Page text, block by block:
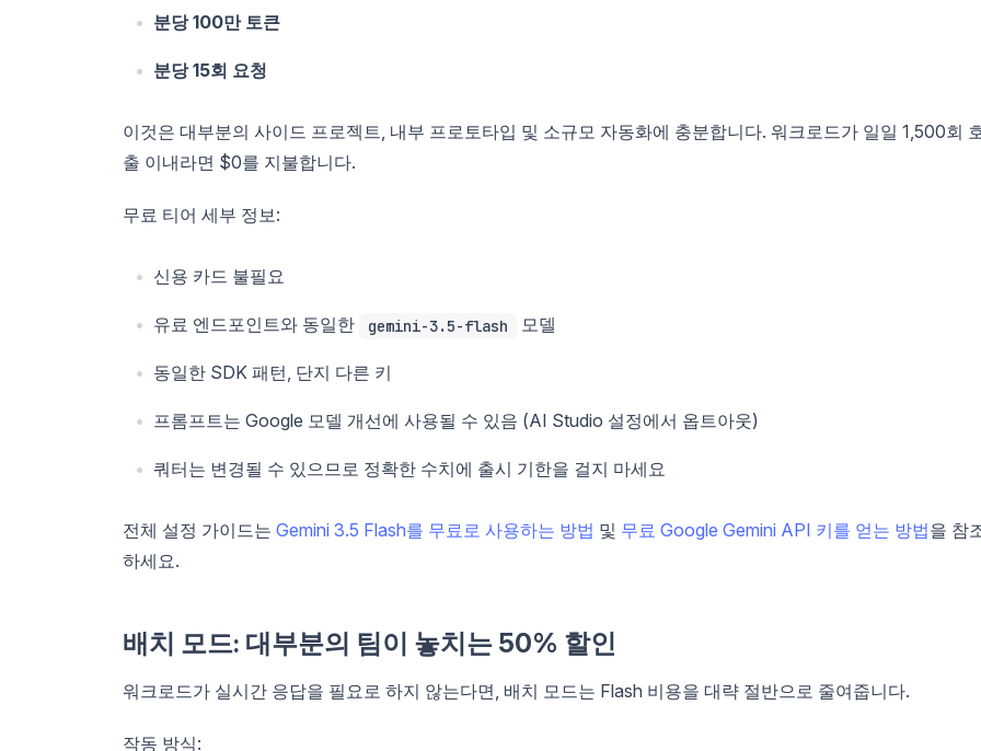
분당 100만 토큰
분당 15회 요청
이것은 대부분의 사이드 프로젝트, 내부 프로토타입 및 소규모 자동화에 충분합니다. 워크로드가 일일 1,500회
출 이내라면 $0를 지불합니다.
무료 티어 세부 정보:
신용 카드 불필요
유료 엔드포인트와 동일한 gemini-3.5-flash 모델
동일한 SDK 패턴, 단지 다른 키
프롬프트는 Google 모델 개선에 사용될 수 있음 (AI Studio 설정에서 옵트아웃)
쿼터는 변경될 수 있으므로 정확한 수치에 출시 기한을 걸지 마세요
전체 설정 가이드는 Gemini 3.5 Flash를 무료로 사용하는 방법 및 무료 Google Gemini API 키를 얻는 방법을 참
하세요.
배치 모드: 대부분의 팀이 놓치는 50% 할인
워크로드가 실시간 응답을 필요로 하지 않는다면, 배치 모드는 Flash 비용을 대략 절반으로 줄여줍니다.
작동 방식: